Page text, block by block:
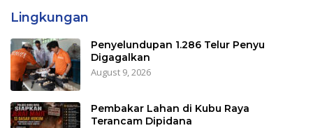
Lingkungan
Penyelundupan 1.286 Telur Penyu
Digagalkan
August 9, 2026
Pembakar Lahan di Kubu Raya
Terancam Dipidana